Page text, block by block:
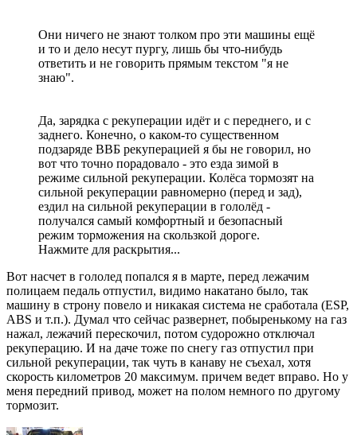
Они ничего не знают толком про эти машины ещё
и то и дело несут пургу, лишь бы что-нибудь
ответить и не говорить прямым текстом "я не
знаю".
Да, зарядка с рекуперации идёт и с переднего, и с
заднего. Конечно, о каком-то существенном
подзаряде ВВБ рекуперацией я бы не говорил, но
вот что точно порадовало - это езда зимой в
режиме сильной рекуперации. Колёса тормозят на
сильной рекуперации равномерно (перед и зад),
ездил на сильной рекуперации в гололёд -
получался самый комфортный и безопасный
режим торможения на скользкой дороге.
Нажмите для раскрытия...
Вот насчет в гололед попался я в марте, перед лежачим
полицаем педаль отпустил, видимо накатано было, так
машину в строну повело и никакая система не сработала (ESP,
ABS и т.п.). Думал что сейчас развернет, побыренькому на газ
нажал, лежачий перескочил, потом судорожно отключал
рекуперацию. И на даче тоже по снегу газ отпустил при
сильной рекуперации, так чуть в канаву не съехал, хотя
скорость километров 20 максимум. причем ведет вправо. Но у
меня передний привод, может на полом немного по другому
тормозит.